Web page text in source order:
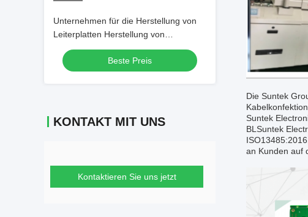
Unternehmen für die Herstellung von
Leiterplatten Herstellung von
Leiterplatten Leiterplatten Herstellung
von Leiterplatten mit niedrigen Kosten
Herstellung von Leiterplatten mit LCD-
Beste Preis
KONTAKT MIT UNS
Kontaktieren Sie uns jetzt
Die Suntek
Suntek
BLSuntek
an Kunden auf